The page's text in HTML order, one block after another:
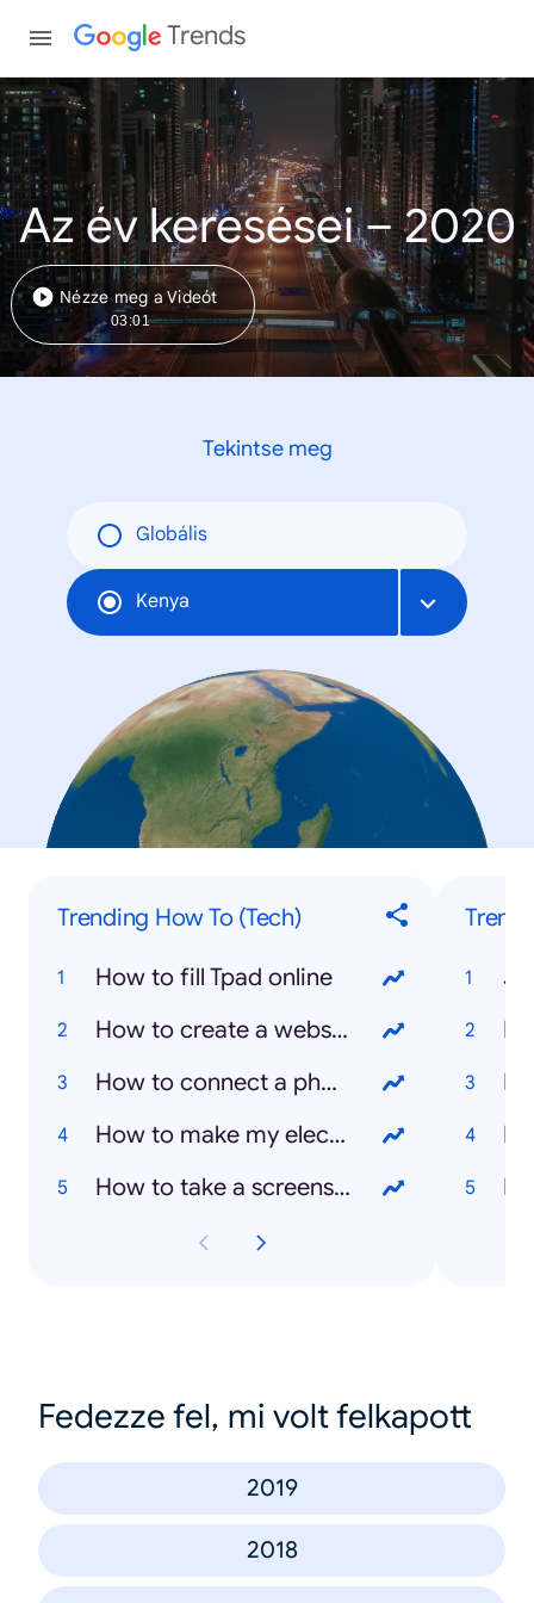
Trends
Az év keresései – 2020
Nézze meg a Videót
03:01
Tekintse meg
Globális
Kenya
Trending How To (Tech)
How to fill Tpad online
How to create a website
How to connect a phone to TV
How to make my electric plate cooker work
How to take a screenshot on a laptop
Fedezze fel, mi volt felkapott
2019
2018